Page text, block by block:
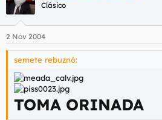
Clásico
2 Nov 2004
semete rebuznó:
TOMA ORINADA